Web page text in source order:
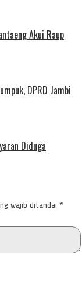
Akui Raup
DPRD Jambi
Diduga
wajib ditandai *